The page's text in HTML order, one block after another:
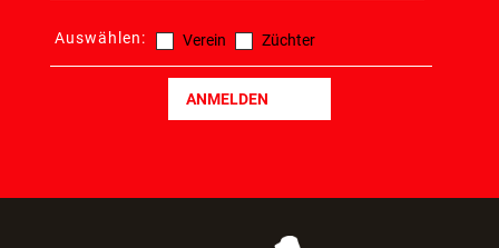
Auswählen: Verein Züchter
ANMELDEN